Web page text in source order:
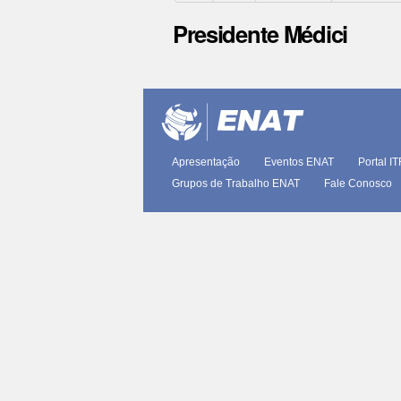
Presidente Médici
documento
Apresentação Eventos ENAT Portal
Grupos de Trabalho ENAT
Fale Conosco